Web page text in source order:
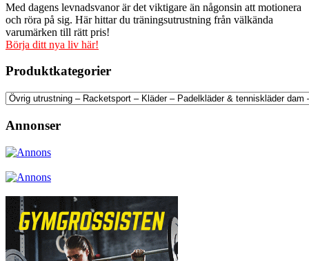
Med dagens levnadsvanor är det viktigare än någonsin att motionera
och röra på sig. Här hittar du träningsutrustning från välkända
varumärken till rätt pris!
Börja ditt nya liv här!
Produktkategorier
Annonser